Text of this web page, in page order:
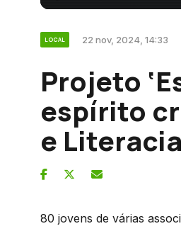
LOCAL 22 nov, 2024, 14:33
Projeto
espírito
e
80 jovens de várias